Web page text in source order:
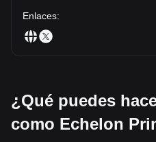
Enlaces:
¿Qué puedes
como Echelon